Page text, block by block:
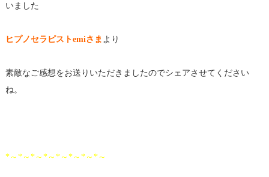
いました
ヒプノセラピストemiさま より
素敵なご感想をお送りいただきましたのでシェアさせてください
ね。
*～*～*～*～*～*～*～*～